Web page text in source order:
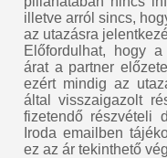
illetve arról sincs,
az utazásra
Előfordulhat, hogy
árat a partner
ezért mindig az
által visszaigazolt
fizetendő részvételi
Iroda emailben
ez az ár tekinthető